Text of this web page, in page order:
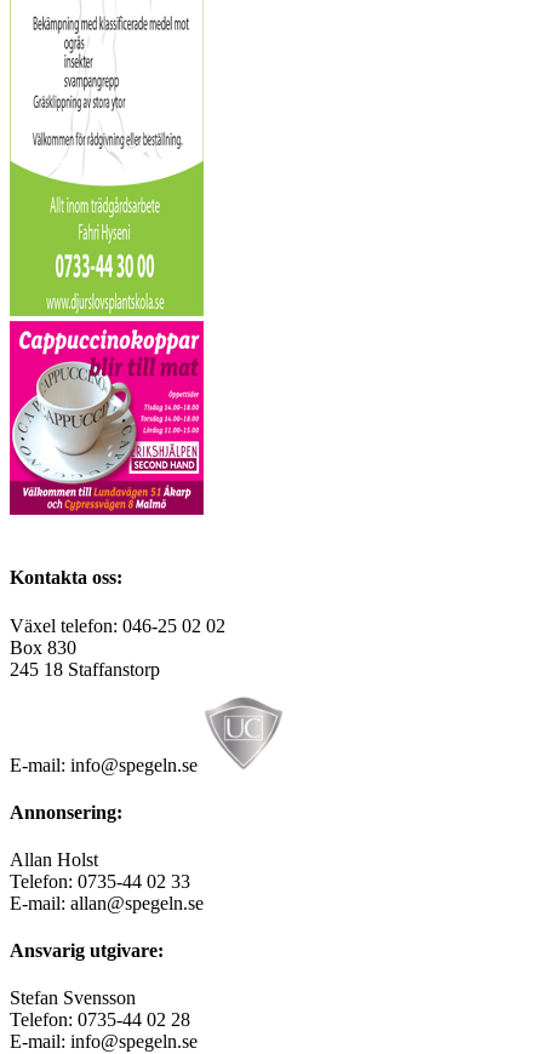
Kontakta oss:
Växel telefon: 046-25 02 02
Box 830
245 18 Staffanstorp
E-mail: info@spegeln.se
Annonsering:
Allan Holst
Telefon: 0735-44 02 33
E-mail: allan@spegeln.se
Ansvarig utgivare:
Stefan Svensson
Telefon: 0735-44 02 28
E-mail: info@spegeln.se